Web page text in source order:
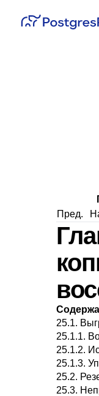
Пред.
25.1.
25.1.1.
25.1.2.
25.1.3.
25.2.
25.3.